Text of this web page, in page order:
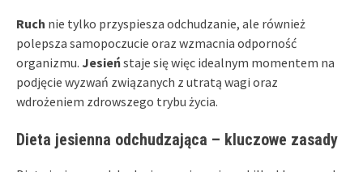
Ruch nie tylko przyspiesza odchudzanie, ale również
polepsza samopoczucie oraz wzmacnia odporność
organizmu. Jesieństaje się więc idealnym momentem na
podjęcie wyzwań związanych z utratą wagi oraz
wdrożeniem zdrowszego trybu życia.
Dieta jesienna odchudzająca – kluczowe zasady